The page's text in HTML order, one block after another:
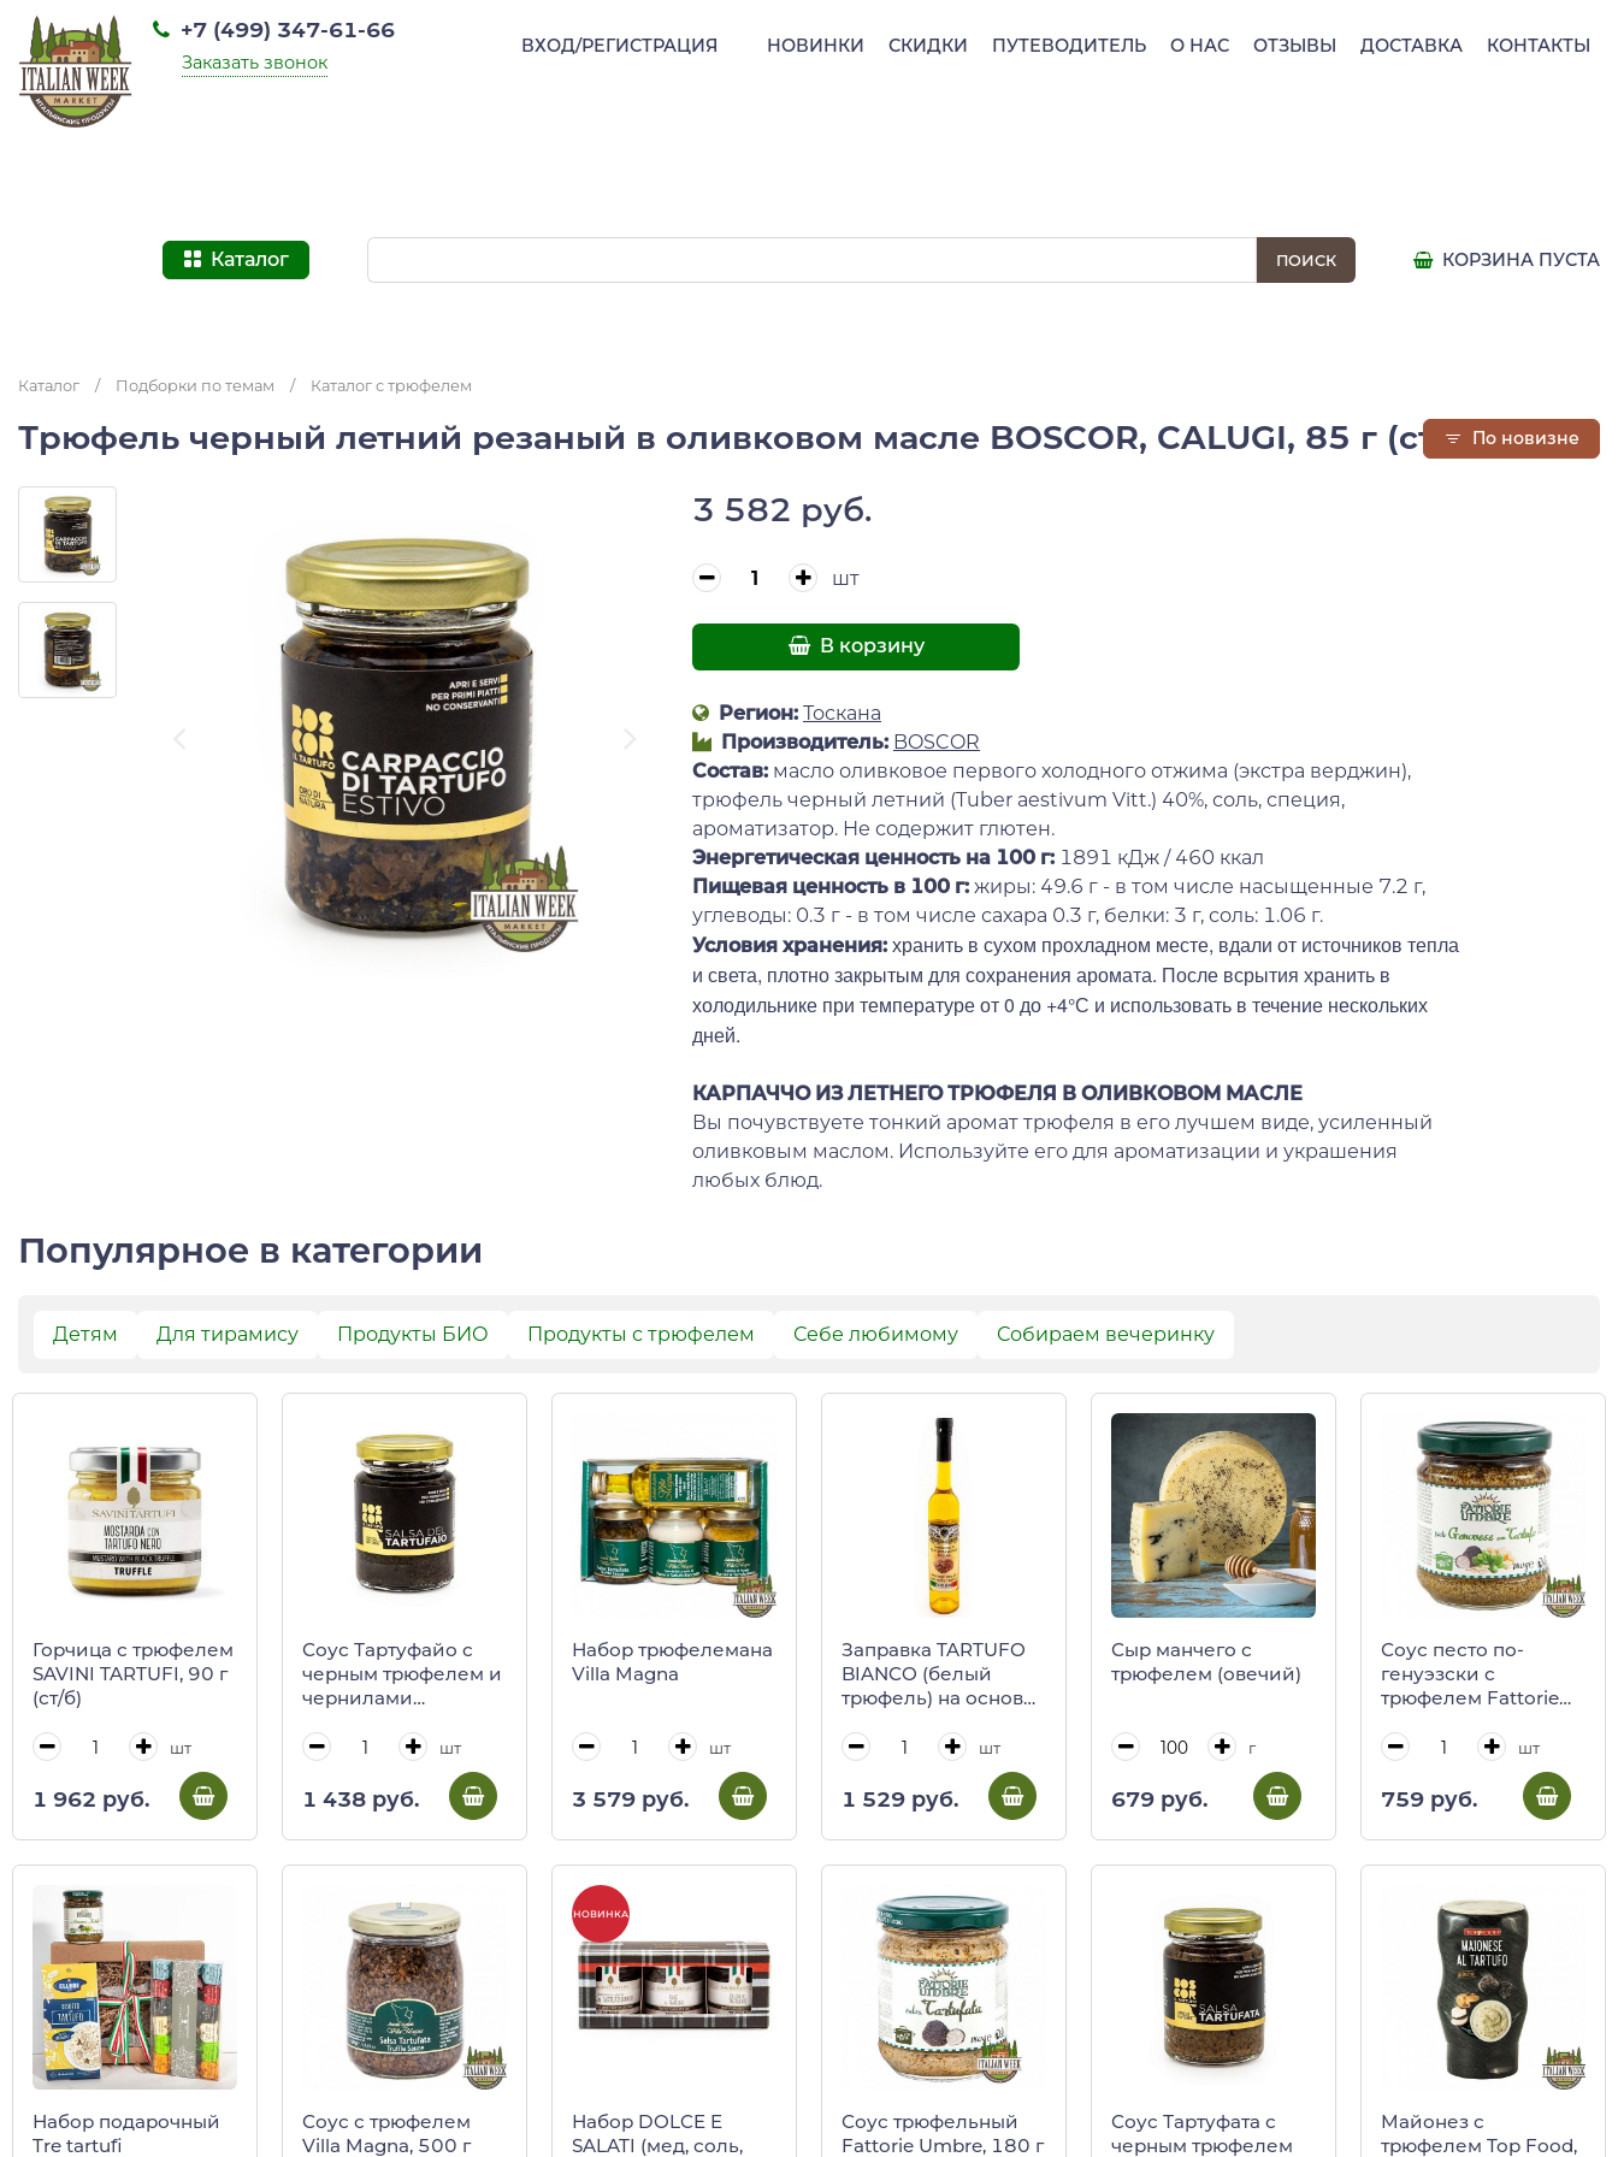
НОВИНКИ СКИДКИ ПУТЕВОДИТЕЛЬ О НАС ОТЗЫВЫ ДОСТАВКА КОНТАКТЫ
+7 (499) 347-61-66
Заказать звонок
ВХОД/РЕГИСТРАЦИЯ
Каталог КОРЗИНА ПУСТА
Каталог / Подборки по темам / Каталог с трюфелем
Трюфель черный летний резаный в оливковом масле BOSCOR, CALUGI, 85 г (ст/б)
3 582 руб.
шт
В корзину
Регион: Тоскана
Производитель: BOSCOR
Состав: масло оливковое первого холодного отжима (экстра верджин),
трюфель черный летний (Tuber aestivum Vitt.) 40%, соль, специя,
ароматизатор. Не содержит глютен.
Энергетическая ценность на 100 г: 1891 кДж / 460 ккал
Пищевая ценность в 100 г: жиры: 49.6 г - в том числе насыщенные 7.2 г,
углеводы: 0.3 г - в том числе сахара 0.3 г, белки: 3 г, соль: 1.06 г.
Условия хранения: хранить в сухом прохладном месте, вдали от источников тепла
и света, плотно закрытым для сохранения аромата. После всрытия хранить в
холодильнике при температуре от 0 до +4°С и использовать в течение нескольких
дней.
КАРПАЧЧО ИЗ ЛЕТНЕГО ТРЮФЕЛЯ В ОЛИВКОВОМ МАСЛЕ
Вы почувствуете тонкий аромат трюфеля в его лучшем виде, усиленный
оливковым маслом. Используйте его для ароматизации и украшения
любых блюд.
Популярное в категории
По новизне
Детям Для тирамису Продукты БИО Продукты с трюфелем Себе любимому Собираем вечеринку
Горчица с трюфелем
SAVINI TARTUFI, 90 г
(ст/б)
шт
1 962 руб.
Соус Тартуфайо с
черным трюфелем и
чернилами
CALUGI, 85 г (ст/б)
шт
1 438 руб.
Набор трюфелемана
Villa Magna
шт
3 579 руб.
Заправка TARTUFO
BIANCO (белый
трюфель) на основе
Regno degli Ulivi, 100
шт
1 529 руб.
Сыр манчего с
трюфелем (овечий)
г
679 руб.
Соус песто по-
генуэзски с
трюфелем Fattorie
шт
759 руб.
Набор подарочный
Tre tartufi
Соус с трюфелем
Villa Magna, 500 г
НОВИНКА
Набор DOLCE E
SALATI (мед, соль,
Соус трюфельный
Fattorie Umbre, 180 г
Соус Тартуфата с
черным трюфелем
Майонез с
трюфелем Top Food,